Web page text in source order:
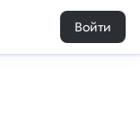
Войти
27 0